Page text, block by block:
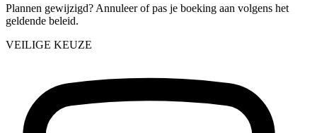
Plannen gewijzigd? Annuleer of pas je boeking aan volgens het
geldende beleid.
VEILIGE KEUZE